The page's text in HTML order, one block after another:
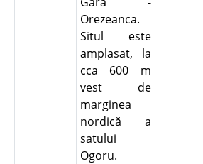
Orezeanca.
Situl este
amplasat, la
cca 600 m
vest de
marginea
nordică a
satului
Ogoru.